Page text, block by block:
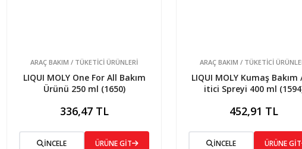
ARAÇ BAKIM / TÜKETİCİ ÜRÜNLERİ
LIQUI MOLY One For All Bakım
Ürünü 250 ml (1650)
336,47 TL
İNCELE ÜRÜNE GİT
ARAÇ BAKIM / TÜKETİCİ
LIQUI MOLY Kumaş Bakım
itici Spreyi 400 ml
452,91 TL
İNCELE ÜRÜNE GİT